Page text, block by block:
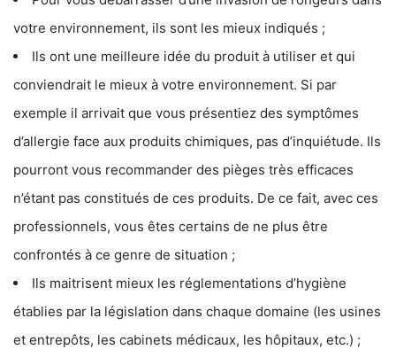
votre environnement, ils sont les mieux indiqués ;
Ils ont une meilleure idée du produit à utiliser et qui
conviendrait le mieux à votre environnement. Si par
exemple il arrivait que vous présentiez des symptômes
d’allergie face aux produits chimiques, pas d’inquiétude. Ils
pourront vous recommander des pièges très efficaces
n’étant pas constitués de ces produits. De ce fait, avec ces
professionnels, vous êtes certains de ne plus être
confrontés à ce genre de situation ;
Ils maitrisent mieux les réglementations d’hygiène
établies par la législation dans chaque domaine (les usines
et entrepôts, les cabinets médicaux, les hôpitaux, etc.) ;